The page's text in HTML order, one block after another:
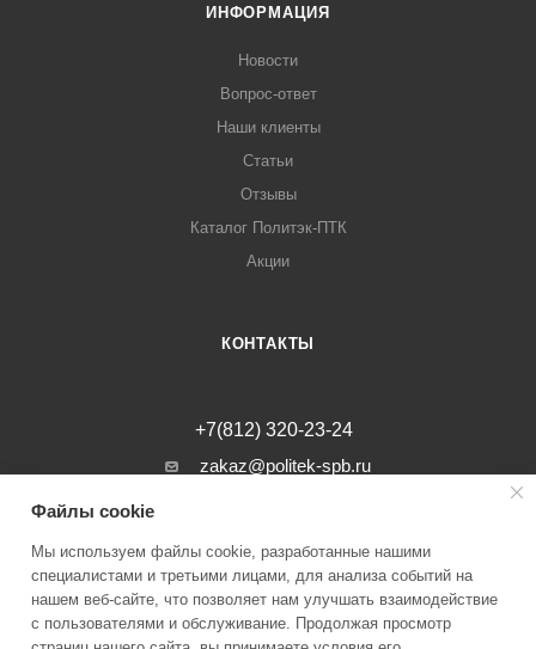
ИНФОРМАЦИЯ
Новости
Вопрос-ответ
Наши клиенты
Статьи
Отзывы
Каталог Политэк-ПТК
Акции
КОНТАКТЫ
+7(812) 320-23-24
zakaz@politek-spb.ru
г. Санкт-Петербург, Минеральная ул, д.
Файлы cookie
Мы используем файлы cookie, разработанные нашими
специалистами и третьими лицами, для анализа событий на
нашем веб-сайте, что позволяет нам улучшать взаимодействие
с пользователями и обслуживание. Продолжая просмотр